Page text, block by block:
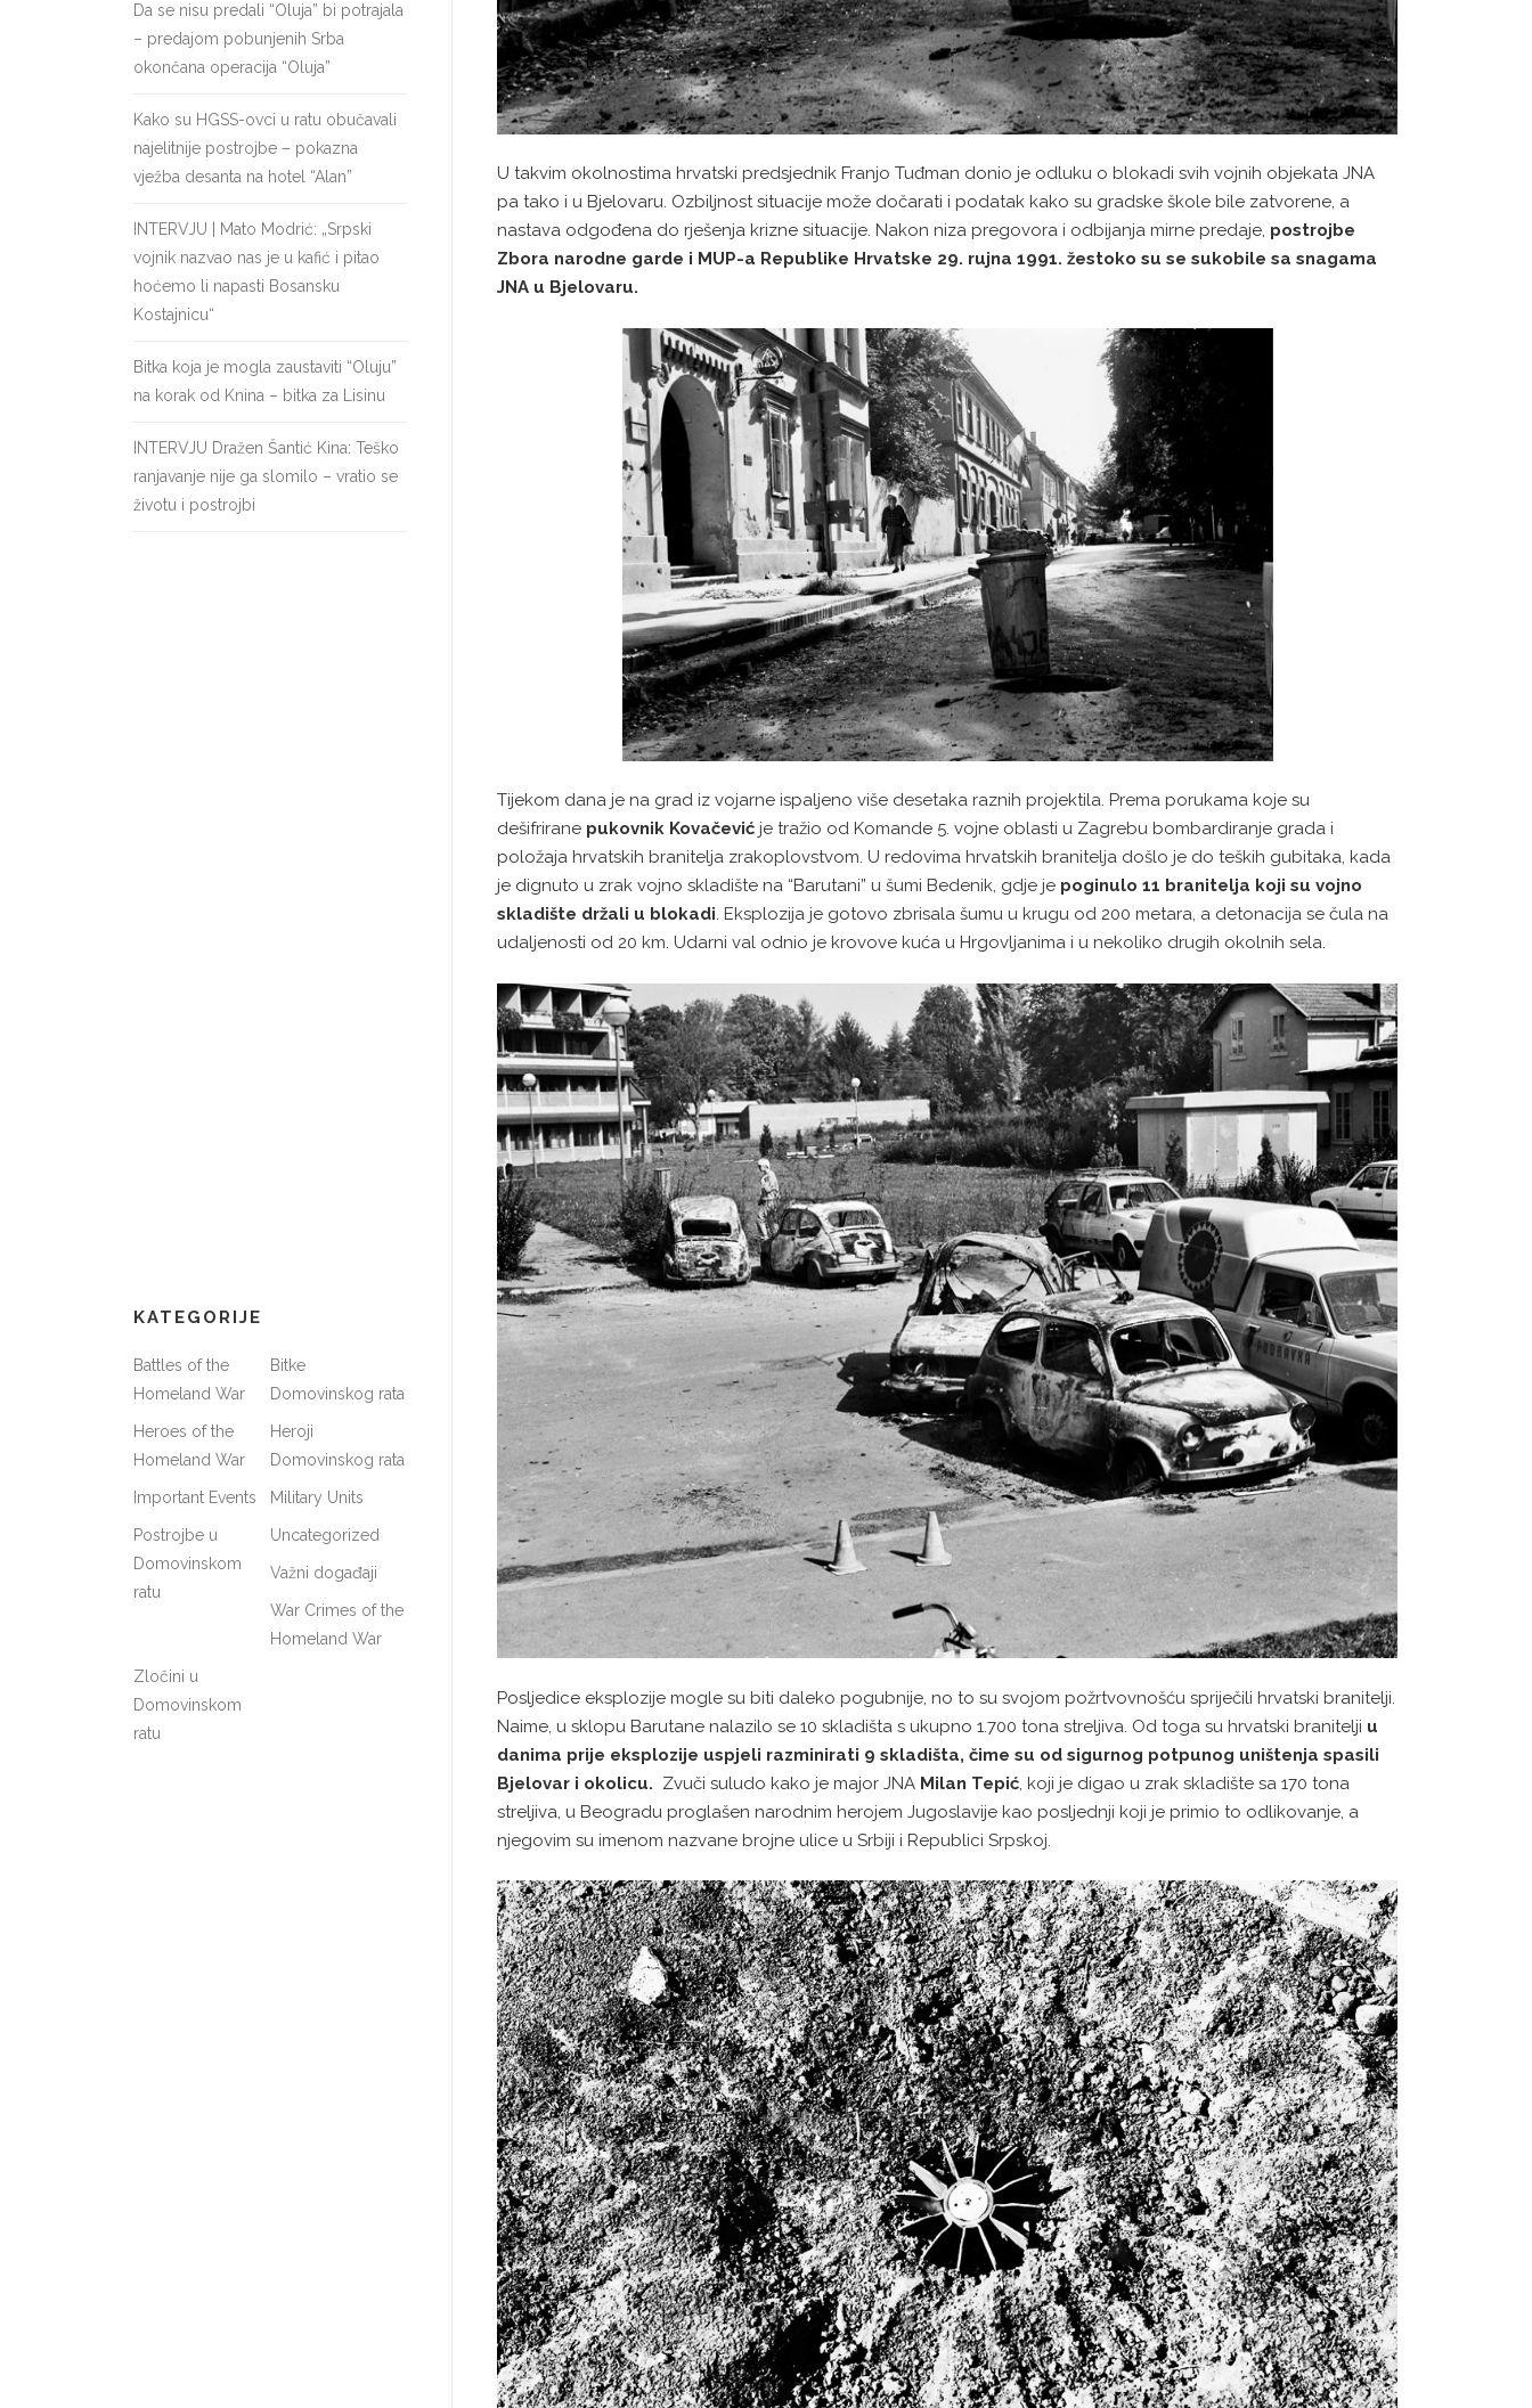
U takvim okolnostima hrvatski predsjednik Franjo Tuđman donio je odluku o blokadi svih vojnih objekata JNA
pa tako i u Bjelovaru. Ozbiljnost situacije može dočarati i podatak kako su gradske škole bile zatvorene, a
nastava odgođena do rješenja krizne situacije. Nakon niza pregovora i odbijanja mirne predaje, postrojbe
Zbora narodne garde i MUP-a Republike Hrvatske 29. rujna 1991. žestoko su se sukobile sa snagama
JNA u Bjelovaru.
Tijekom dana je na grad iz vojarne ispaljeno više desetaka raznih projektila. Prema porukama koje su
dešifrirane pukovnik Kovačević je tražio od Komande 5. vojne oblasti u Zagrebu bombardiranje grada i
položaja hrvatskih branitelja zrakoplovstvom. U redovima hrvatskih branitelja došlo je do teških gubitaka, kada
je dignuto u zrak vojno skladište na “Barutani” u šumi Bedenik, gdje je poginulo 11 branitelja koji su vojno
skladište držali u blokadi. Eksplozija je gotovo zbrisala šumu u krugu od 200 metara, a detonacija se čula na
udaljenosti od 20 km. Udarni val odnio je krovove kuća u Hrgovljanima i u nekoliko drugih okolnih sela.
Posljedice eksplozije mogle su biti daleko pogubnije, no to su svojom požrtvovnošću spriječili hrvatski branitelji.
Naime, u sklopu Barutane nalazilo se 10 skladišta s ukupno 1.700 tona streljiva. Od toga su hrvatski branitelji u
danima prije eksplozije uspjeli razminirati 9 skladišta, čime su od sigurnog potpunog uništenja spasili
Bjelovar i okolicu. Zvuči suludo kako je major JNA Milan Tepić, koji je digao u zrak skladište sa 170 tona
streljiva, u Beogradu proglašen narodnim herojem Jugoslavije kao posljednji koji je primio to odlikovanje, a
njegovim su imenom nazvane brojne ulice u Srbiji i Republici Srpskoj.
Da se nisu predali “Oluja” bi potrajala
– predajom pobunjenih Srba
okončana operacija “Oluja”
Kako su HGSS-ovci u ratu obučavali
najelitnije postrojbe – pokazna
vježba desanta na hotel “Alan”
INTERVJU | Mato Modrić: „Srpski
vojnik nazvao nas je u kafić i pitao
hoćemo li napasti Bosansku
Kostajnicu“
Bitka koja je mogla zaustaviti “Oluju”
na korak od Knina – bitka za Lisinu
INTERVJU Dražen Šantić Kina: Teško
ranjavanje nije ga slomilo – vratio se
životu i postrojbi
KATEGORIJE
Battles of the
Homeland War
Bitke
Domovinskog rata
Heroes of the
Homeland War
Heroji
Domovinskog rata
Important Events Military Units
Postrojbe u
Domovinskom
ratu
Uncategorized
Važni događaji
War Crimes of the
Homeland War
Zločini u
Domovinskom
ratu